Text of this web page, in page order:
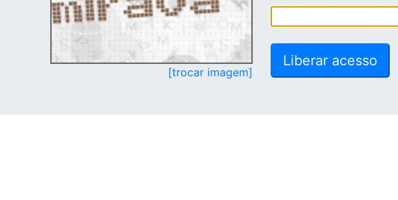
[trocar imagem]